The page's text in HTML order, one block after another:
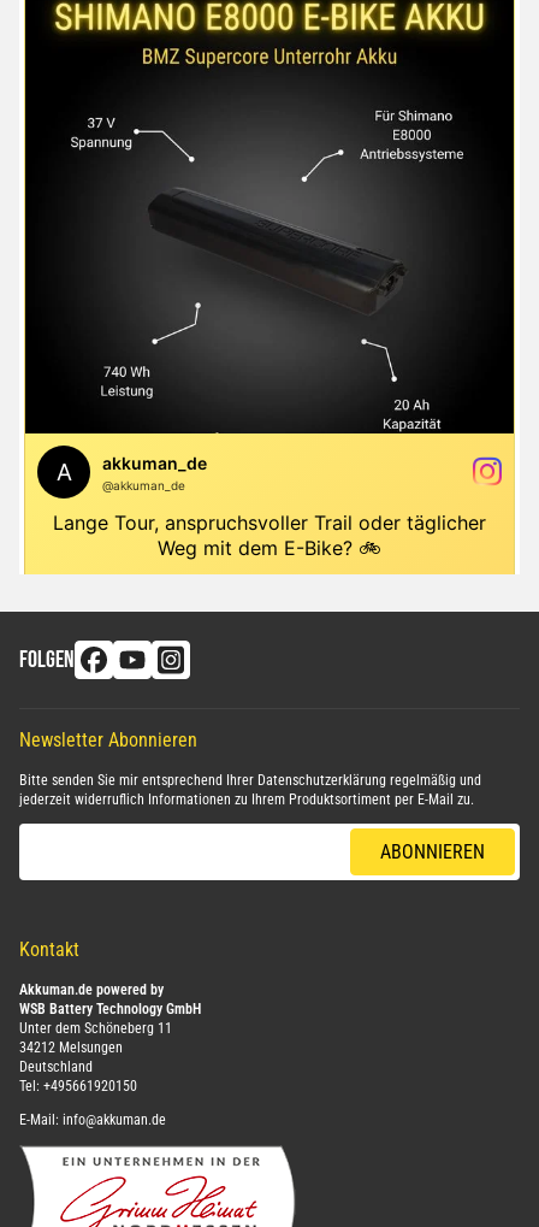
FOLGEN
Newsletter Abonnieren
Bitte senden Sie mir entsprechend Ihrer Datenschutzerklärung regelmäßig und
jederzeit widerruflich Informationen zu Ihrem Produktsortiment per E-Mail zu.
ABONNIEREN
Kontakt
Akkuman.de powered by
WSB Battery Technology GmbH
Unter dem Schöneberg 11
34212 Melsungen
Deutschland
Tel: +495661920150
E-Mail: info@akkuman.de